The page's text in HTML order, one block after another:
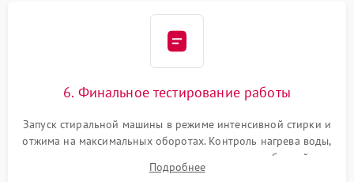
6. Финальное тестирование работы
Запуск стиральной машины в режиме интенсивной стирки и
отжима на максимальных оборотах. Контроль нагрева воды,
корректности слива, отсутствия излишних вибраций,
посторонних стуков и протечек под корпусом.
Подробнее